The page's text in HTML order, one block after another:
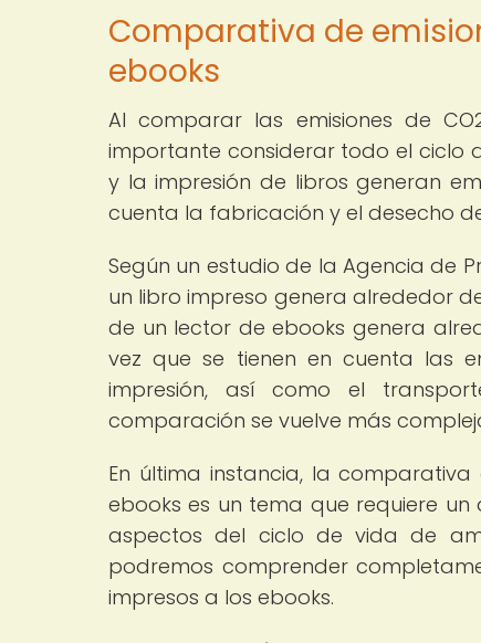
Comparativa de
ebooks
Al comparar las emisiones de
importante considerar todo el ciclo
y la impresión de libros generan
cuenta la fabricación y el desecho
Según un estudio de la Agencia de
un libro impreso genera alrededor
de un lector de ebooks genera
vez que se tienen en cuenta las
impresión, así como el
comparación se vuelve más
En última instancia, la
ebooks es un tema que requiere
aspectos del ciclo de vida de
podremos comprender
impresos a los ebooks.